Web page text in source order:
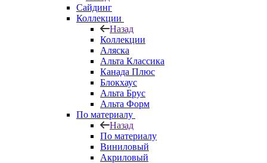
Сайдинг
Коллекции
Назад
Коллекции
Аляска
Альта Классика
Канада Плюс
Блокхаус
Альта Брус
Альта Форм
По материалу
Назад
По материалу
Виниловый
Акриловый